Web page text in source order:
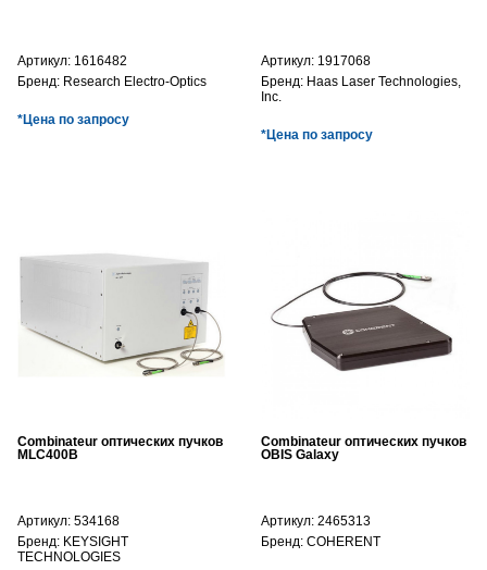
Артикул: 1616482
Бренд: Research Electro-Optics
*Цена по запросу
Артикул: 1917068
Бренд: Haas Laser Technologies,
Inc.
*Цена по запросу
Combinateur оптических пучков
MLC400B
Артикул: 534168
Бренд: KEYSIGHT
TECHNOLOGIES
Combinateur оптических пучков
OBIS Galaxy
Артикул: 2465313
Бренд: COHERENT